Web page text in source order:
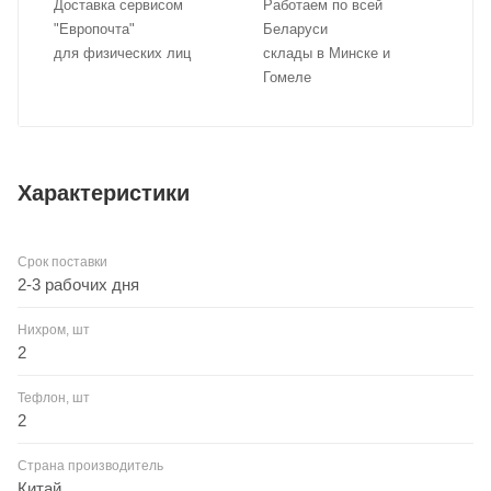
Доставка сервисом
"Европочта"
для физических лиц
Работаем по всей
Беларуси
склады в Минске и
Гомеле
Характеристики
Срок поставки
2-3 рабочих дня
Нихром, шт
2
Тефлон, шт
2
Страна производитель